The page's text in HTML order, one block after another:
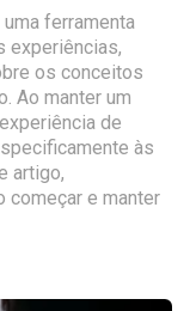
ferramenta
experiências,
os conceitos
Ao manter um
de
às
artigo,
começar e manter